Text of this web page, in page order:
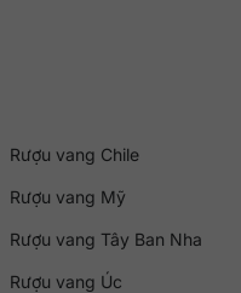
Rượu vang Chile
Rượu vang Mỹ
Rượu vang Tây Ban Nha
Rượu vang Úc